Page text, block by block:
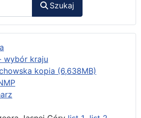
Szukaj
wybór kraju
kopia (6,638MB)